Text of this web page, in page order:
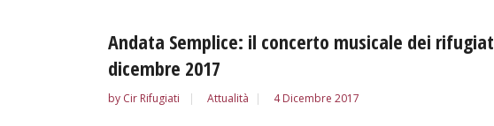
Andata Semplice: il concerto musicale dei
dicembre 2017
by Cir Rifugiati Attualità 4 Dicembre 2017